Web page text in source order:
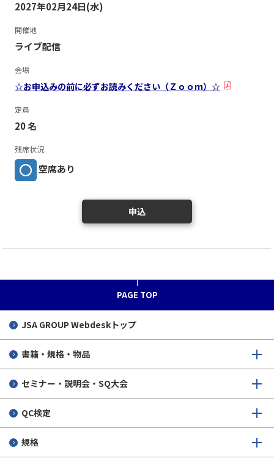
2027年02月24日(水)
開催地
ライブ配信
会場
☆お申込みの前に必ずお読みください（Ｚｏｏｍ）☆
定員
20 名
残席状況
空席あり
申込
PAGE TOP
JSA GROUP Webdeskトップ
書籍・規格・物品
セミナー・説明会・SQ大会
QC検定
規格